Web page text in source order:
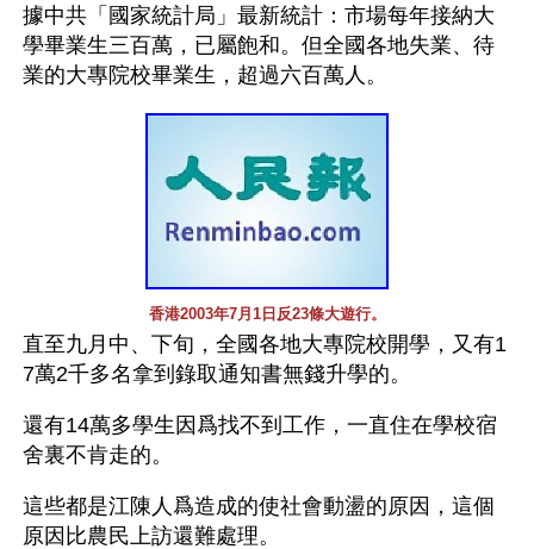
據中共「國家統計局」最新統計：市場每年接納大
學畢業生三百萬，已屬飽和。但全國各地失業、待
業的大專院校畢業生，超過六百萬人。
香港2003年7月1日反23條大遊行。
直至九月中、下旬，全國各地大專院校開學，又有1
7萬2千多名拿到錄取通知書無錢升學的。
還有14萬多學生因爲找不到工作，一直住在學校宿
舍裏不肯走的。
這些都是江陳人爲造成的使社會動盪的原因，這個
原因比農民上訪還難處理。